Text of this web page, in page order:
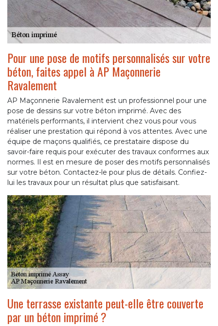
Pour une pose de motifs personnalisés sur votre
béton, faites appel à AP Maçonnerie
Ravalement
AP Maçonnerie Ravalement est un professionnel pour une
pose de dessins sur votre béton imprimé. Avec des
matériels performants, il intervient chez vous pour vous
réaliser une prestation qui répond à vos attentes. Avec une
équipe de maçons qualifiés, ce prestataire dispose du
savoir-faire requis pour exécuter des travaux conformes aux
normes. Il est en mesure de poser des motifs personnalisés
sur votre béton. Contactez-le pour plus de détails. Confiez-
lui les travaux pour un résultat plus que satisfaisant.
Une terrasse existante peut-elle être couverte
par un béton imprimé ?